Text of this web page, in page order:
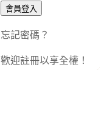
忘記密碼？
歡迎註冊以享全權！